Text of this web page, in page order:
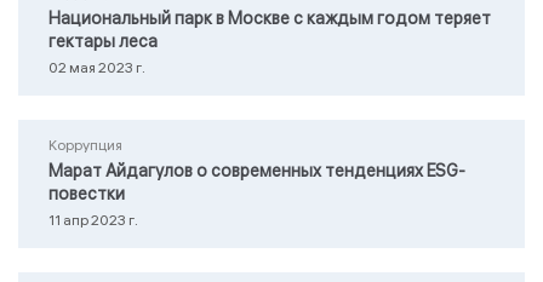
Национальный парк в Москве с каждым годом теряет
гектары леса
02 мая 2023 г.
Коррупция
Марат Айдагулов о современных тенденциях ESG-
повестки
11 апр 2023 г.